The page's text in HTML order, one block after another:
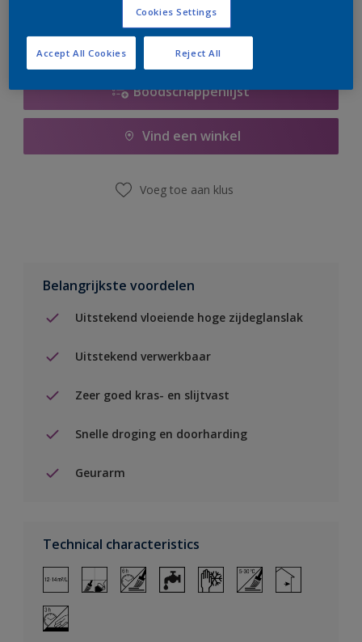
Boodschappenlijst
Vind een winkel
Voeg toe aan klus
Belangrijkste voordelen
Uitstekend vloeiende hoge zijdeglanslak
Uitstekend verwerkbaar
Zeer goed kras- en slijtvast
Snelle droging en doorharding
Geurarm
Technical characteristics
Cookies Settings
Reject All
Accept All Cookies